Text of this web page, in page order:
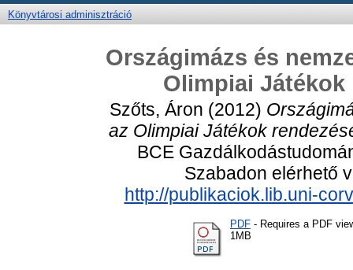
Könyvtárosi adminisztráció
Országimázs és
Olimpiai Játékok
Szőts, Áron (2012)
az Olimpiai Játékok
BCE
Szabadon elérhető
http://publikaciok.lib.uni-
PDF - Requires a PDF
1MB